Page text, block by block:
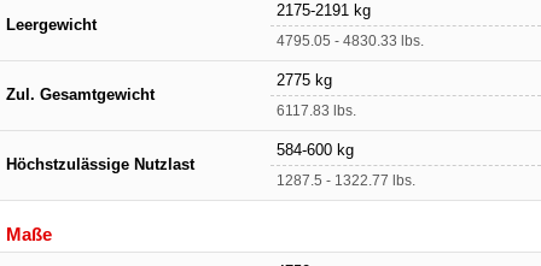
Leergewicht
2175-2191 kg
4795.05 - 4830.33 lbs.
Zul. Gesamtgewicht
2775 kg
6117.83 lbs.
Höchstzulässige Nutzlast
584-600 kg
1287.5 - 1322.77 lbs.
Maße